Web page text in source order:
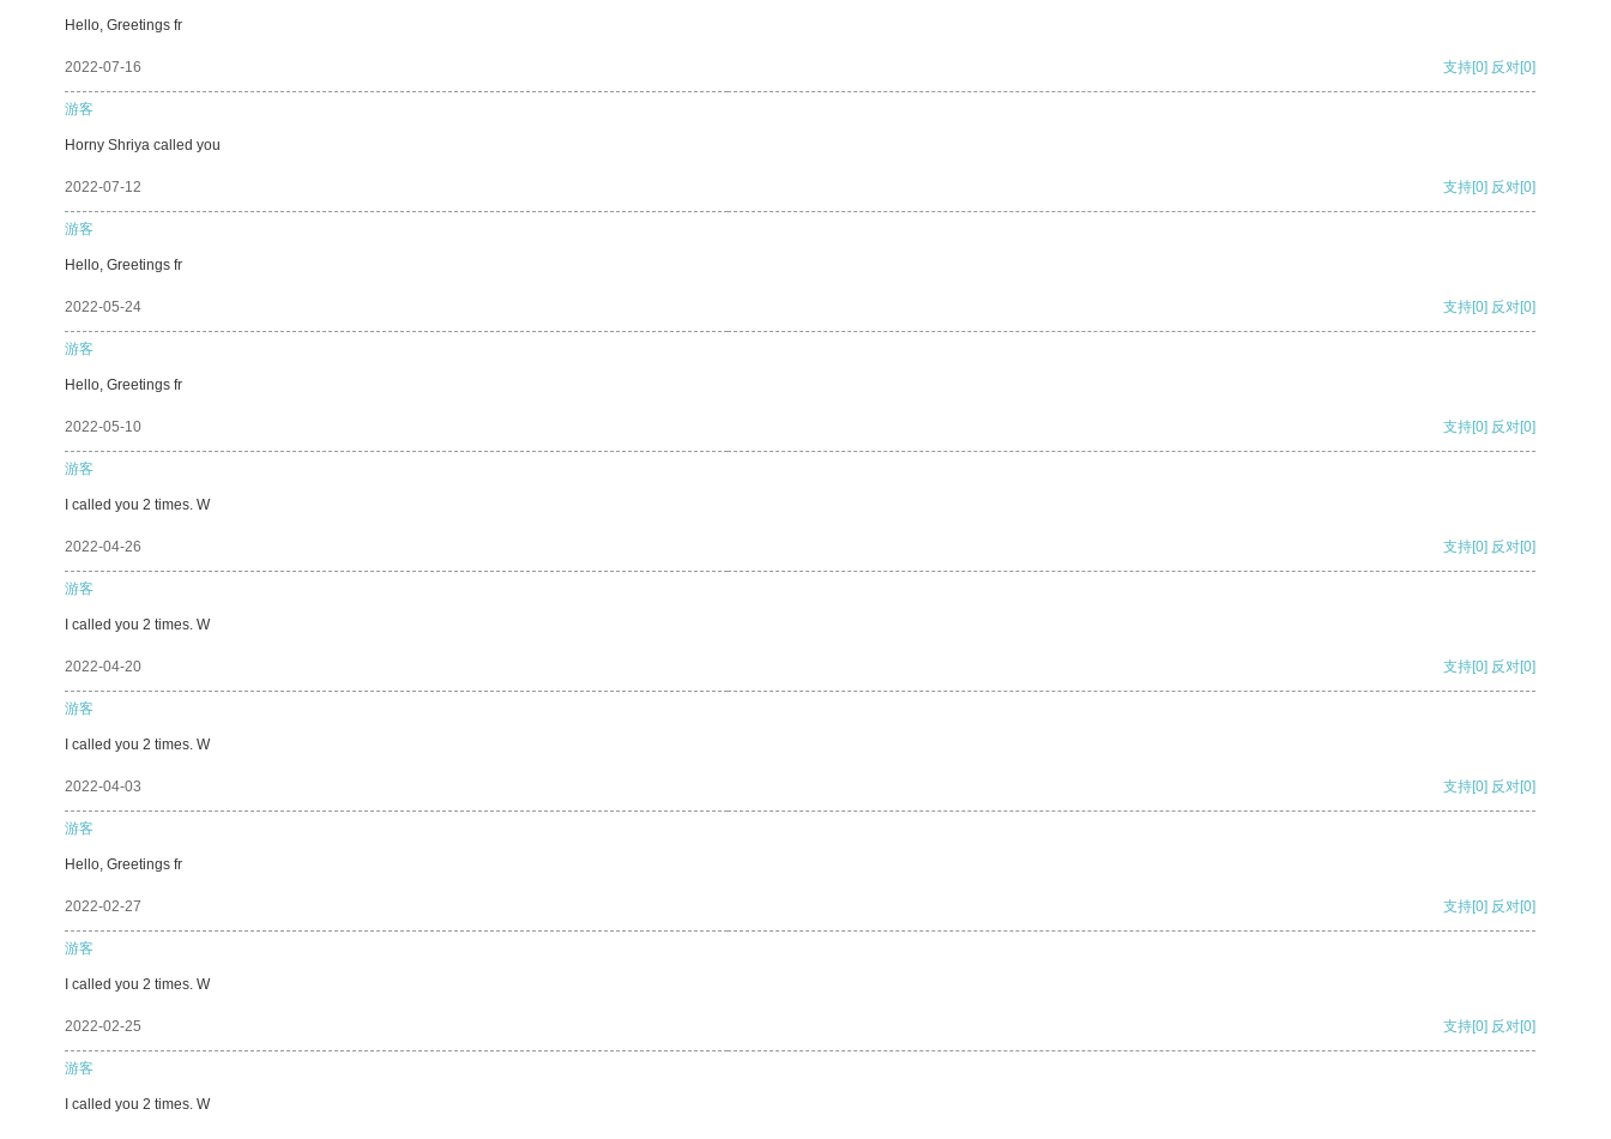
Hello, Greetings fr
2022-07-16 支持[0] 反对[0]
游客
Horny Shriya called you
2022-07-12 支持[0] 反对[0]
游客
Hello, Greetings fr
2022-05-24 支持[0] 反对[0]
游客
Hello, Greetings fr
2022-05-10 支持[0] 反对[0]
游客
I called you 2 times. W
2022-04-26 支持[0] 反对[0]
游客
I called you 2 times. W
2022-04-20 支持[0] 反对[0]
游客
I called you 2 times. W
2022-04-03 支持[0] 反对[0]
游客
Hello, Greetings fr
2022-02-27 支持[0] 反对[0]
游客
I called you 2 times. W
2022-02-25 支持[0] 反对[0]
游客
I called you 2 times. W